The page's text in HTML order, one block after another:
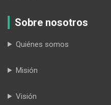
Sobre nosotros
Quiénes somos
Misión
Visión